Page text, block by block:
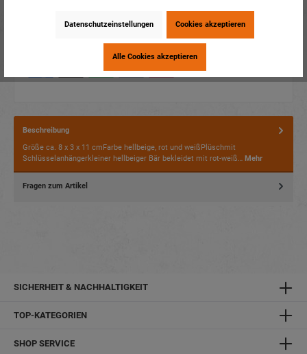
Verpackungseinheit: 12 / 144
Dieses Produkt weiterempfehlen:
Beschreibung
Größe ca. 8 x 3 x 11 cmFarbe hellbeige, rot und weißPlüschmit
Schlüsselanhängerkleiner hellbeiger Bär bekleidet mit rot-weiß… Mehr
Fragen zum Artikel
SICHERHEIT & NACHHALTIGKEIT
TOP-KATEGORIEN
SHOP SERVICE
Datenschutzeinstellungen Cookies akzeptieren
Alle Cookies akzeptieren